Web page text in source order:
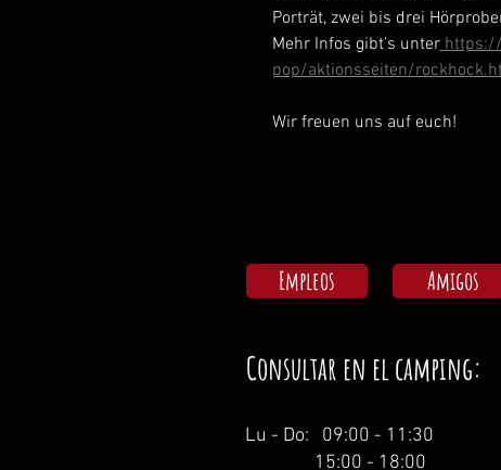
Porträt, zwei bis drei
Mehr Infos gibt's unter
pop/aktionsseiten/
Wir freuen uns auf euch!
Empleos Amigos
Consultar en el camping:
Lu - Do: 09:00 - 11:30
15:00 - 18:00